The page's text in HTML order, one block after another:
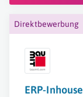
Direktbewerbung
ERP-